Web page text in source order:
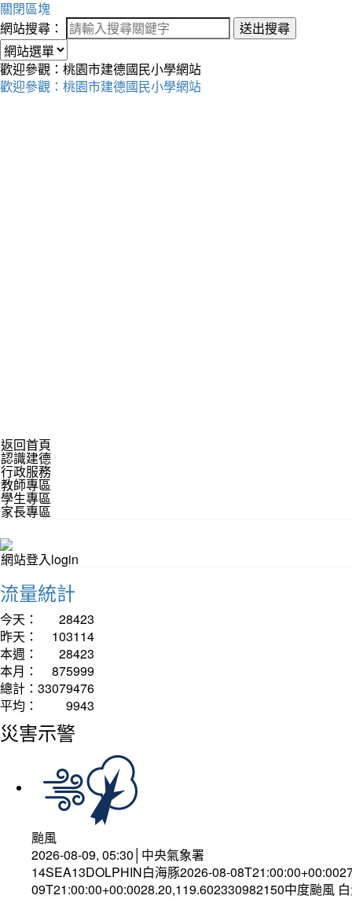
關閉區塊
網站搜尋：
送出搜尋
歡迎參觀：桃園市建德國民小學網站
歡迎參觀：桃園市建德國民小學網站
返回首頁
認識建德
行政服務
教師專區
學生專區
家長專區
網站登入login
流量統計
今天：
28423
昨天：
103114
本週：
28423
本月：
875999
總計： 33079476
平均：
9943
災害示警
颱風
2026-08-09, 05:30│中央氣象署
14SEA13DOLPHIN白海豚2026-08-
09T21:00:00+00:0028.20,119.602330982150中度颱風